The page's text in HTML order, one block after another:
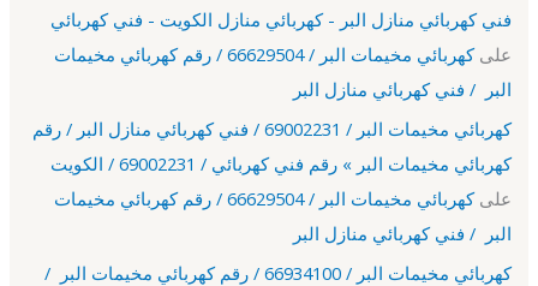
فني كهربائي منازل البر - كهربائي منازل الكويت - فني كهربائي
على
كهربائي مخيمات البر / 66629504 / رقم كهربائي مخيمات
البر / فني كهربائي منازل البر
كهربائي مخيمات البر / 69002231 / فني كهربائي منازل البر / رقم
كهربائي مخيمات البر » رقم فني كهربائي / 69002231 / الكويت
على
كهربائي مخيمات البر / 66629504 / رقم كهربائي مخيمات
البر / فني كهربائي منازل البر
كهربائي مخيمات البر / 66934100 / رقم كهربائي مخيمات البر /